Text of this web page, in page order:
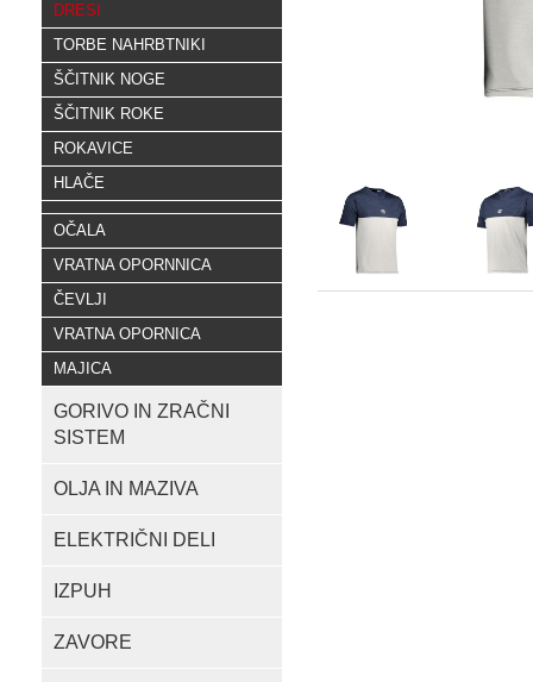
DRESI
TORBE NAHRBTNIKI
ŠČITNIK NOGE
ŠČITNIK ROKE
ROKAVICE
HLAČE
OČALA
VRATNA OPORNNICA
ČEVLJI
VRATNA OPORNICA
MAJICA
GORIVO IN ZRAČNI
SISTEM
OLJA IN MAZIVA
ELEKTRIČNI DELI
IZPUH
ZAVORE